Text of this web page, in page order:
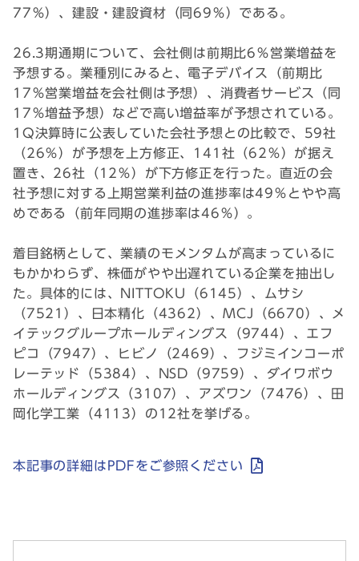
77％）、建設・建設資材（同69％）である。
26.3期通期について、会社側は前期比6％営業増益を
予想する。業種別にみると、電子デバイス（前期比
17％営業増益を会社側は予想）、消費者サービス（同
17％増益予想）などで高い増益率が予想されている。
1Q決算時に公表していた会社予想との比較で、59社
（26％）が予想を上方修正、141社（62％）が据え
置き、26社（12％）が下方修正を行った。直近の会
社予想に対する上期営業利益の進捗率は49％とやや高
めである（前年同期の進捗率は46％）。
着目銘柄として、業績のモメンタムが高まっているに
もかかわらず、株価がやや出遅れている企業を抽出し
た。具体的には、NITTOKU（6145）、ムサシ
（7521）、日本精化（4362）、MCJ（6670）、メ
イテックグループホールディングス（9744）、エフ
ピコ（7947）、ヒビノ（2469）、フジミインコーポ
レーテッド（5384）、NSD（9759）、ダイワボウ
ホールディングス（3107）、アズワン（7476）、田
岡化学工業（4113）の12社を挙げる。
本記事の詳細はPDFをご参照ください